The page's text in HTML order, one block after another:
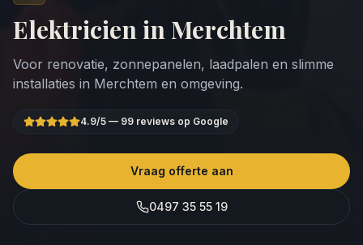
Elektricien inMerchtem
Voor renovatie, zonnepanelen, laadpalen en slimme
installaties in Merchtem en omgeving.
4.9/5 — 99 reviews op Google
Vraag offerte aan
0497 35 55 19